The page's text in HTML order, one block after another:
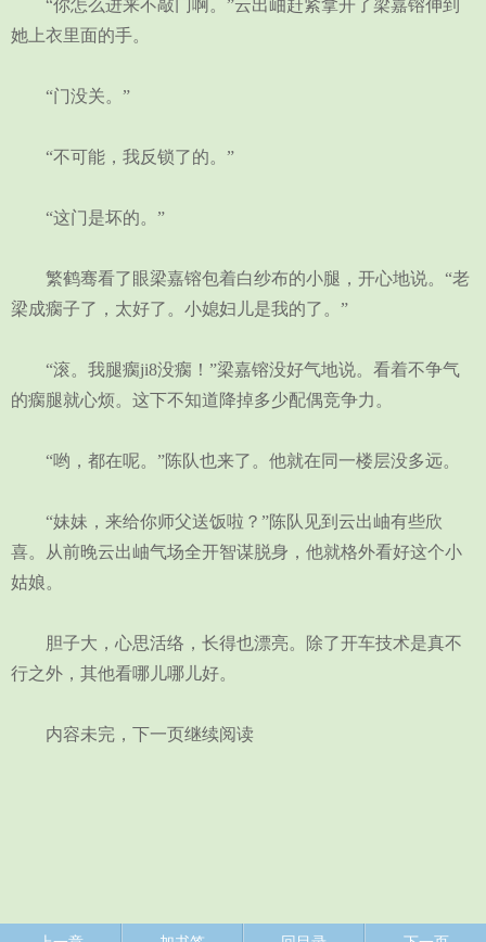
“你怎么进来不敲门啊。”云出岫赶紧拿开了梁嘉镕伸到
她上衣里面的手。
“门没关。”
“不可能，我反锁了的。”
“这门是坏的。”
繁鹤骞看了眼梁嘉镕包着白纱布的小腿，开心地说。“老
梁成瘸子了，太好了。小媳妇儿是我的了。”
“滚。我腿瘸ji8没瘸！”梁嘉镕没好气地说。看着不争气
的瘸腿就心烦。这下不知道降掉多少配偶竞争力。
“哟，都在呢。”陈队也来了。他就在同一楼层没多远。
“妹妹，来给你师父送饭啦？”陈队见到云出岫有些欣
喜。从前晚云出岫气场全开智谋脱身，他就格外看好这个小
姑娘。
胆子大，心思活络，长得也漂亮。除了开车技术是真不
行之外，其他看哪儿哪儿好。
内容未完，下一页继续阅读